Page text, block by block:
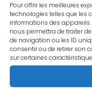
Pour offrir les meilleures
technologies telles que les
informations des
nous permettra de traiter
de navigation ou les ID
consentir ou de retirer son
sur certaines